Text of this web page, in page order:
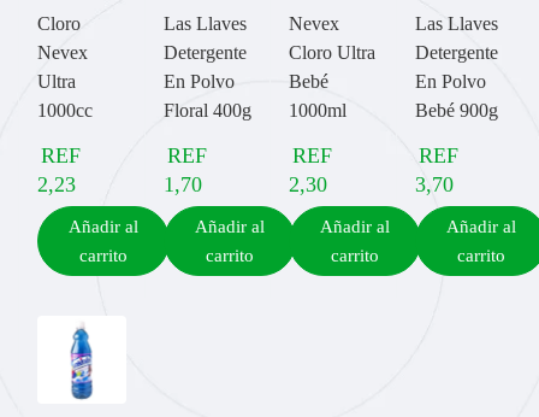
Cloro
Nevex
Ultra
1000cc
REF
2,23
Añadir al
carrito
Las Llaves
Detergente
En Polvo
Floral 400g
REF
1,70
Añadir al
carrito
Nevex
Cloro Ultra
Bebé
1000ml
REF
2,30
Añadir al
carrito
Las Llaves
Detergente
En Polvo
Bebé 900g
REF
3,70
Añadir al
carrito